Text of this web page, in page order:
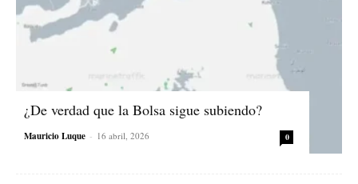
¿De verdad que la Bolsa sigue subiendo?
Mauricio Luque - 16 abril, 2026 0